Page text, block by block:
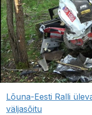
Lõuna-Eesti Ralli
väljasõitu